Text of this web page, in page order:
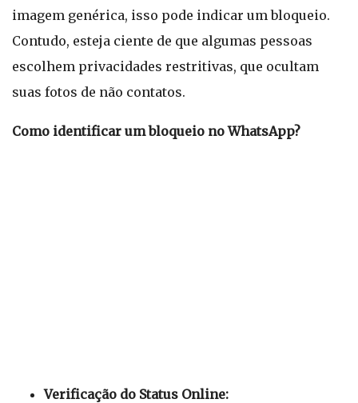
imagem genérica, isso pode indicar um bloqueio.
Contudo, esteja ciente de que algumas pessoas
escolhem privacidades restritivas, que ocultam
suas fotos de não contatos.
Como identificar um bloqueio no WhatsApp?
Verificação do Status Online: